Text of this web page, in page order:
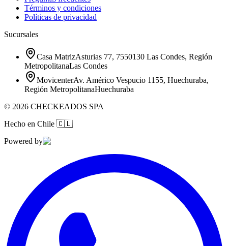
Términos y condiciones
Políticas de privacidad
Sucursales
Casa MatrizAsturias 77, 7550130 Las Condes, Región
MetropolitanaLas Condes
MovicenterAv. Américo Vespucio 1155, Huechuraba,
Región MetropolitanaHuechuraba
© 2026 CHECKEADOS SPA
Hecho en Chile 🇨🇱
Powered by